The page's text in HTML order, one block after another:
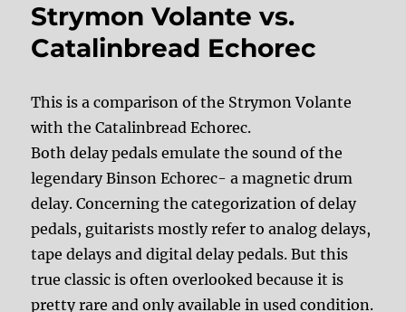
Strymon Volante vs.
Catalinbread Echorec
This is a comparison of the Strymon Volante
with the Catalinbread Echorec.
Both delay pedals emulate the sound of the
legendary Binson Echorec- a magnetic drum
delay. Concerning the categorization of delay
pedals, guitarists mostly refer to analog delays,
tape delays and digital delay pedals. But this
true classic is often overlooked because it is
pretty rare and only available in used condition.